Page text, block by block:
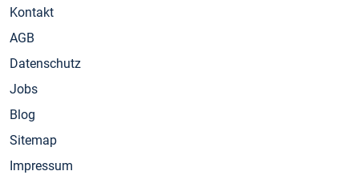
Kontakt
AGB
Datenschutz
Jobs
Blog
Sitemap
Impressum